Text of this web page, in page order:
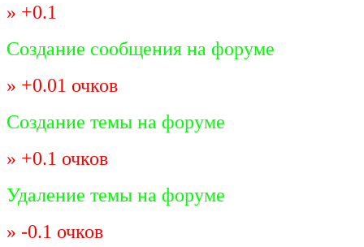
» +0.1
Создание сообщения на форуме
» +0.01 очков
Создание темы на форуме
» +0.1 очков
Удаление темы на форуме
» -0.1 очков